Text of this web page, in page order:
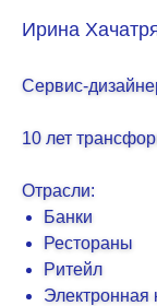
Ирина
Сервис-
10 лет
Отрасли:
Банки
Рестораны
Ритейл
Электронная